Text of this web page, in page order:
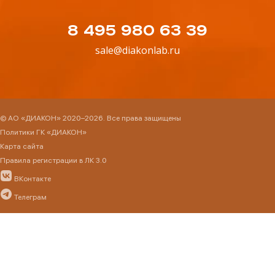
8 495 980 63 39
sale@diakonlab.ru
© АО «ДИАКОН» 2020–2026. Все права защищены
Политики ГК «ДИАКОН»
Карта сайта
Правила регистрации в ЛК 3.0
ВКонтакте
Телеграм